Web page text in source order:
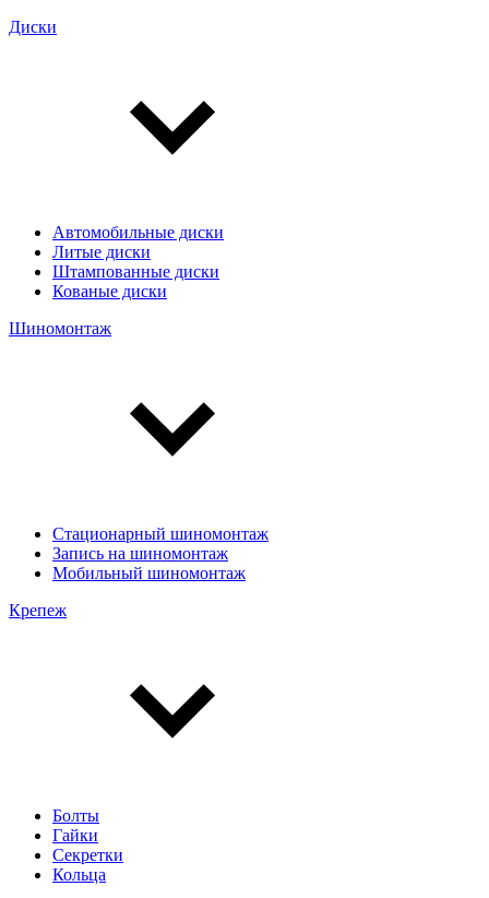
Диски
Автомобильные диски
Литые диски
Штампованные диски
Кованые диски
Шиномонтаж
Стационарный шиномонтаж
Запись на шиномонтаж
Мобильный шиномонтаж
Крепеж
Болты
Гайки
Секретки
Кольца